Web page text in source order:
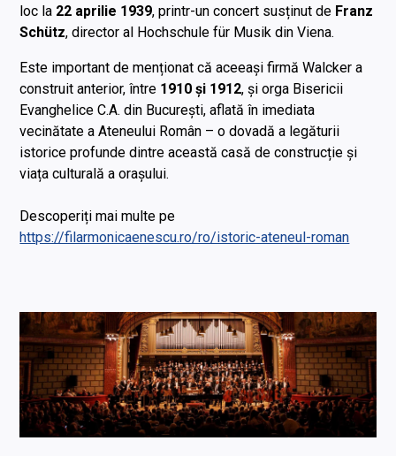
loc la 22 aprilie 1939, printr-un concert susținut de Franz
Schütz, director al Hochschule für Musik din Viena.
Este important de menționat că aceeași firmă Walcker a
construit anterior, între 1910 și 1912, și orga Bisericii
Evanghelice C.A. din București, aflată în imediata
vecinătate a Ateneului Român – o dovadă a legăturii
istorice profunde dintre această casă de construcție și
viața culturală a orașului.
Descoperiți mai multe pe
https://filarmonicaenescu.ro/ro/istoric-ateneul-roman